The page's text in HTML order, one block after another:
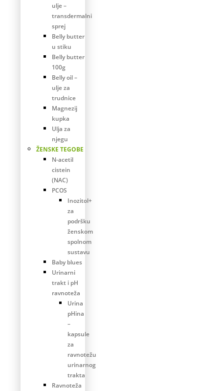
ulje –
transdermalni
sprej
Belly butter
u stiku
Belly butter
100g
Belly oil –
ulje za
trudnice
Magnezij
kupka
Ulja za
njegu
ŽENSKE TEGOBE
N-acetil
cistein
(NAC)
PCOS
Inozitol+
za
podršku
ženskom
spolnom
sustavu
Baby blues
Urinarni
trakt i pH
ravnoteža
Urina
pHina
–
kapsule
za
ravnotežu
urinarnog
trakta
Ravnoteža